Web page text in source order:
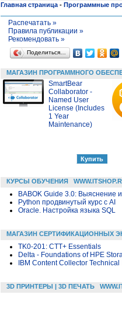
Главная страница - Программные
Распечатать »
Правила публикации »
Рекомендовать »
Поделиться…
МАГАЗИН ПРОГРАММНОГО
SmartBear
Collaborator -
Named User
License (Includes
1 Year
Maintenance)
КУРСЫ ОБУЧЕНИЯ
BABOK Guide 3.0: Выяснение
Python продвинутый курс с AI
Oracle. Настройка языка SQL
МАГАЗИН СЕРТИФИКАЦИОННЫХ
TK0-201: CTT+ Essentials
Delta - Foundations of HPE
IBM Content Collector Technical
3D ПРИНТЕРЫ | 3D ПЕЧАТЬ